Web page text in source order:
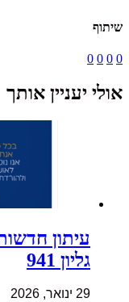
שיתוף
0
0
0
0
אולי יעניין אותך
עיתון
גליון 941
29 ינואר, 2026